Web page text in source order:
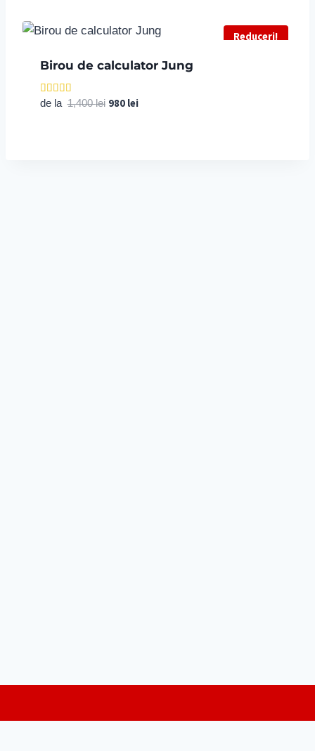
Reduceri!
Birou de calculator Jung
Evaluat la
de la1,400lei Prețul
980 leiPrețul